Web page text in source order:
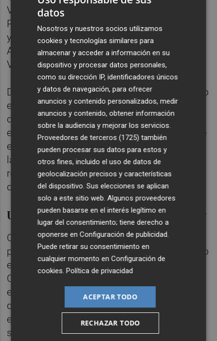
Vitícola;Sergio Fornás
Primario de la Diputación de Castellón;
y
Vicente Faro, presidente del Comité de
Agricultura Ecológica de la Comunitat
Valenciana (CAECV).
Desde la IGP Castelló se ha agradecido tanto
el respaldo institucional como la asistencia
de todos los profesionales que participaron
en la jornada. La organización considera que
este apoyo es clave para seguir impulsando
la presencia de los vinos de Castellón en
restaurantes, tiendas especializadas,
distribuidoras y espacios gastronómicos.
Una cita consolidada para el sector
Con esta cuarta edición, la Mostra de Vins
per a professionals consolida su papel como
encuentro sectorial para los vinos de
Castellón. El número de asistentes confirma
el interés creciente por una figura de calidad
que trabaja para proteger el origen, reforzar
el reconocimiento de las bodegas y acercar
sus vinos a nuevos públicos profesionales.
datos
Nosotros y nuestros socios utilizamos
cookies y tecnologías similares para
almacenar y acceder a información en su
dispositivo y procesar datos personales,
como su dirección IP, identificadores únicos
y datos de navegación, para ofrecer
anuncios y contenido personalizados, medir
anuncios y contenido, obtener información
sobre la audiencia y mejorar los servicios.
Proveedores de terceros (1725) también
pueden procesar sus datos para estos y
otros fines, incluido el uso de datos de
geolocalización precisos y características
del dispositivo. Sus elecciones se aplican
solo a este sitio web. Algunos proveedores
pueden basarse en el interés legítimo en
lugar del consentimiento; tiene derecho a
oponerse enConfiguración de publicidad
Puede retirar su consentimiento en
cualquier momento enConfiguración de
cookies .Política de privacidad
ACEPTAR TODO
RECHAZAR TODO